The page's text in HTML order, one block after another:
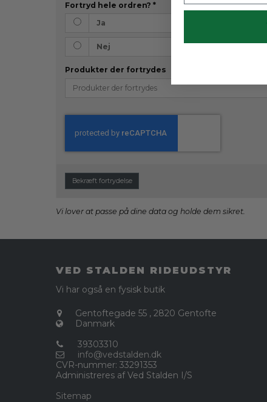
Fortryd hele ordren? *
Ja
Nej
Produkter der fortrydes
Bekræft fortrydelse
Vi lover at passe på dine data og holde dem sikret.
VED STALDEN RIDEUDSTYR
Vi har også en fysisk butik
Gentoftegade 55 , 2820 Gentofte
Danmark
39303310
info@vedstalden.dk
CVR-nummer: 33291353
Administreres af Ved Stalden I/S
Sitemap